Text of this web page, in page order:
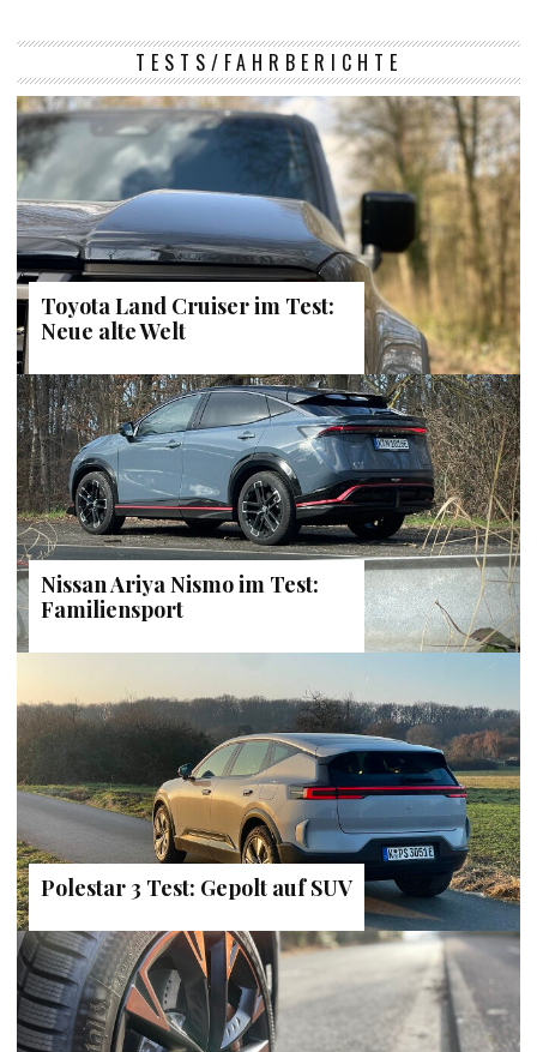
TESTS/FAHRBERICHTE
Toyota Land Cruiser im Test:
Neue alte Welt
Nissan Ariya Nismo im Test:
Familiensport
Polestar 3 Test: Gepolt auf SUV